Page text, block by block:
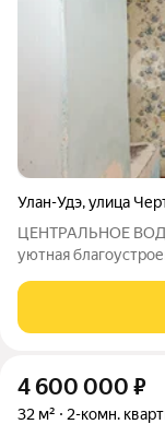
Улан-Удэ,улица
ЦЕНТРАЛЬНОЕ
уютная
находится на
Водоснабжение и
4 600 000 ₽
32 м² 2-комн.